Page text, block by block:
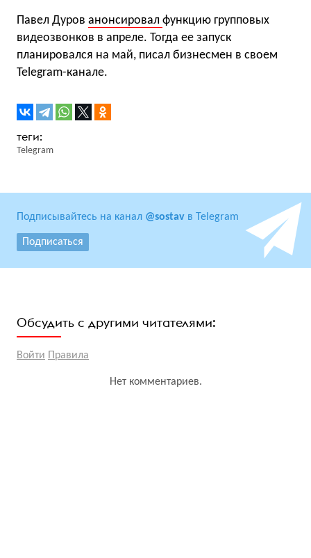
Павел Дуров анонсировал функцию групповых
видеозвонков в апреле. Тогда ее запуск
планировался на май, писал бизнесмен в своем
Telegram-канале.
Telegram
Подписывайтесь на канал @sostav в Telegram
Подписаться
Обсудить с другими читателями:
Войти Правила
Нет комментариев.